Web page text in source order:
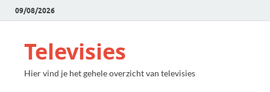
09/08/2026
Televisies
Hier vind je het gehele overzicht van televisies